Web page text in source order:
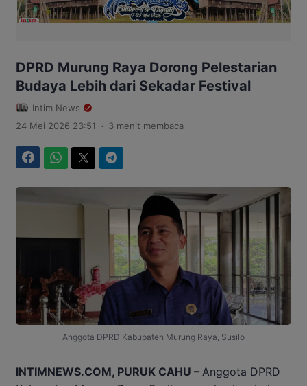
DPRD Murung Raya Dorong Pelestarian
Budaya Lebih dari Sekadar Festival
Intim News
24 Mei 2026 23:51
. 3 menit membaca
Anggota DPRD Kabupaten Murung Raya, Susilo
INTIMNEWS.COM, PURUK CAHU – Anggota DPRD